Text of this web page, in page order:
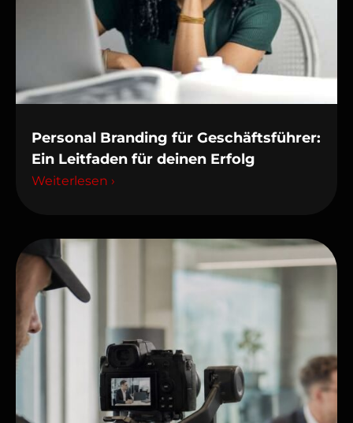
Personal Branding für Geschäftsführer:
Ein Leitfaden für deinen Erfolg
Weiterlesen ›